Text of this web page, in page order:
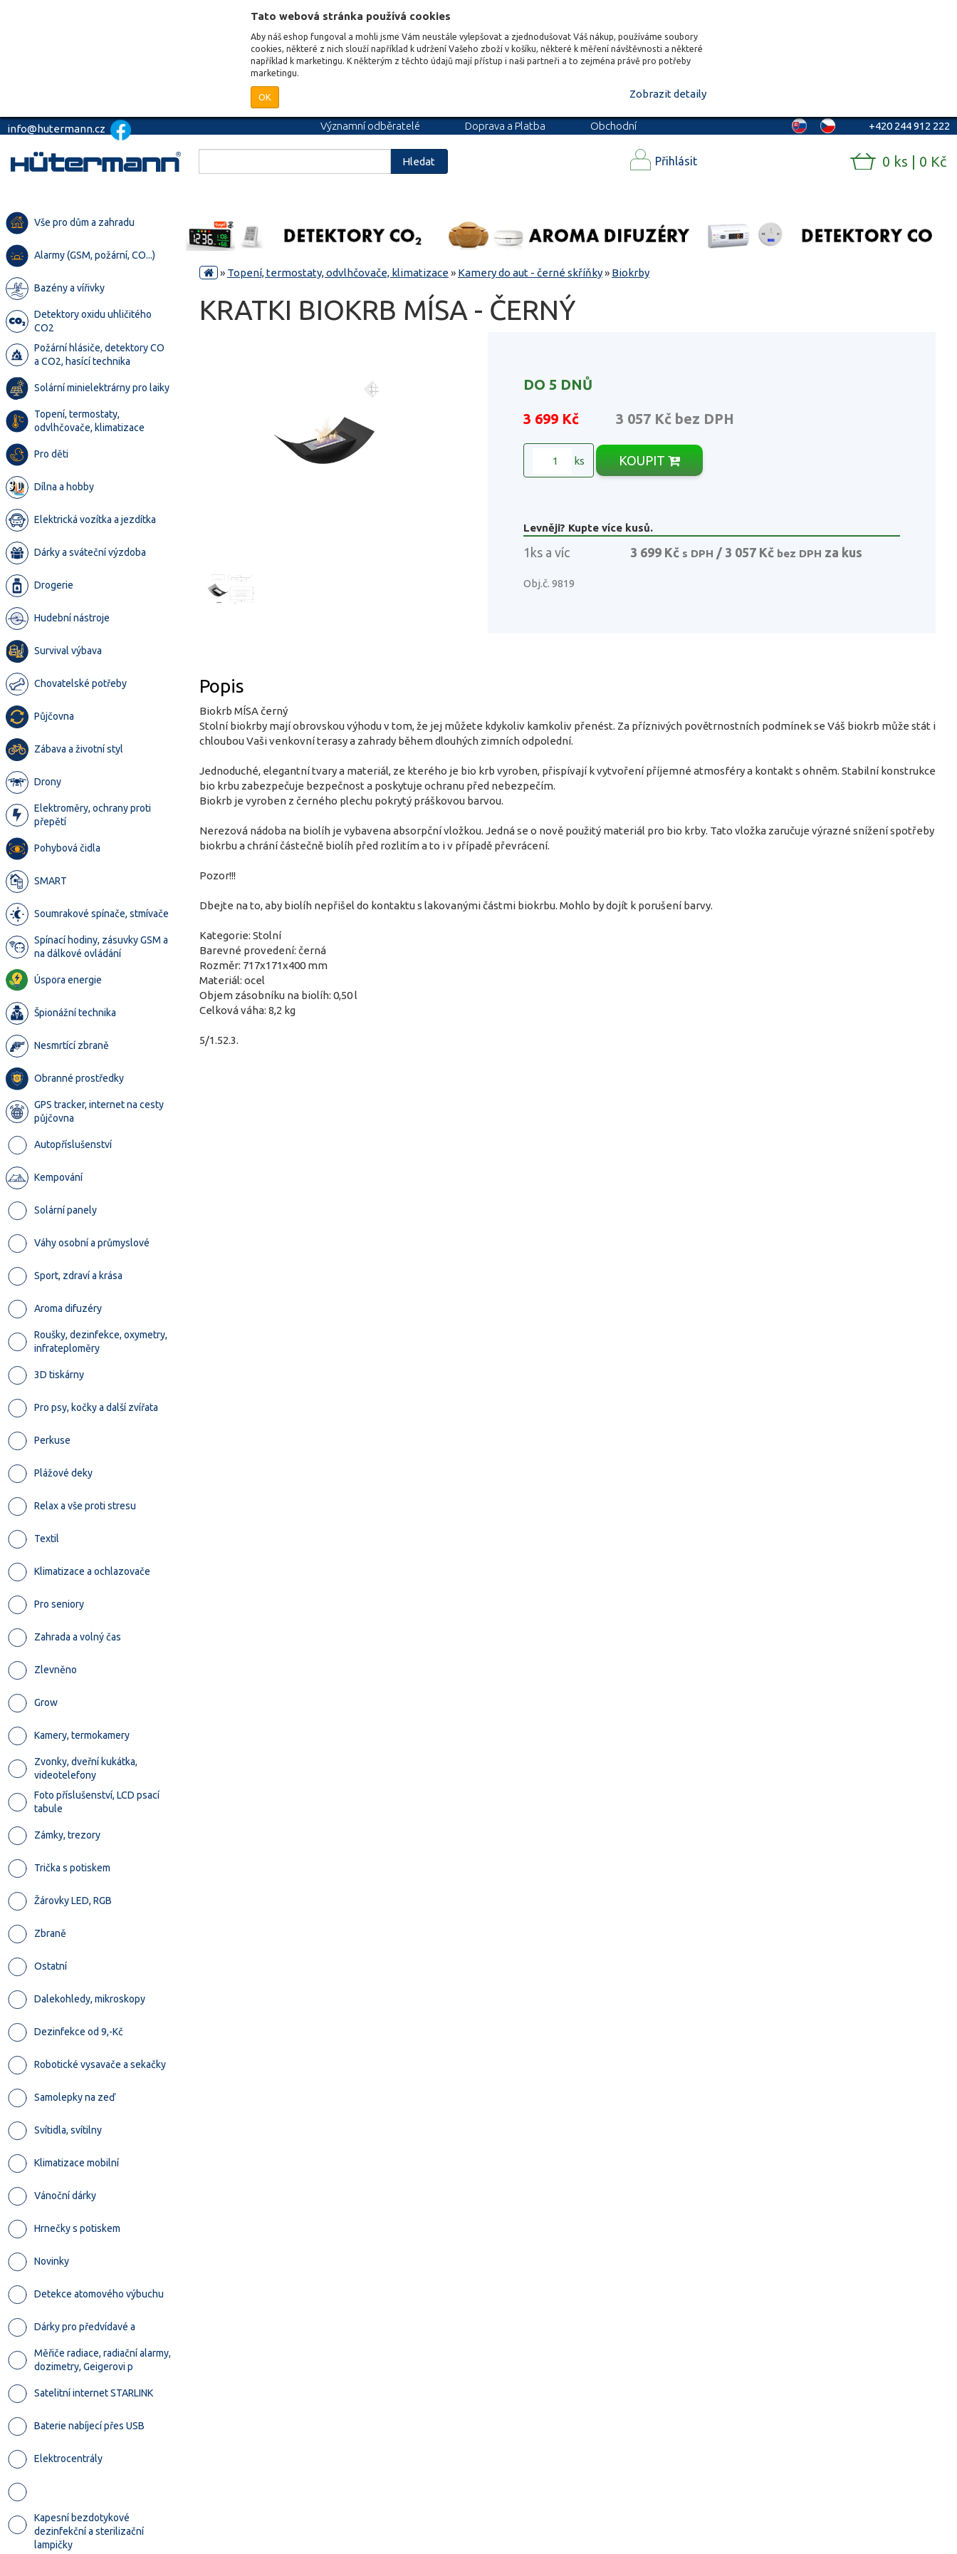
Tato webová stránka používá cookies
Aby náš eshop fungoval a mohli jsme Vám neustále vylepšovat a zjednodušovat Váš nákup, používáme soubory
cookies, některé z nich slouží například k udržení Vašeho zboží v košíku, některé k měření návštěvnosti a některé
například k marketingu. K některým z těchto údajů mají přístup i naši partneři a to zejména právě pro potřeby
marketingu.
OK Zobrazit detaily
info@hutermann.cz Významní odběratelé Doprava a Platba
Obchodní
+420 244 912 222
Hledat Přihlásit 0 ks | 0 Kč
Vše pro dům a zahradu
Alarmy (GSM, požární, CO...)
Bazény a vířivky
Detektory oxidu uhličitého
CO2
Požární hlásiče, detektory CO
a CO2, hasící technika
Solární minielektrárny pro laiky
Topení, termostaty,
odvlhčovače, klimatizace
Pro děti
Dílna a hobby
Elektrická vozítka a jezdítka
Dárky a sváteční výzdoba
Drogerie
Hudební nástroje
Survival výbava
Chovatelské potřeby
Půjčovna
Zábava a životní styl
Drony
Elektroměry, ochrany proti
přepětí
Pohybová čidla
SMART
Soumrakové spínače, stmívače
Spínací hodiny, zásuvky GSM a
na dálkové ovládání
Úspora energie
Špionážní technika
Nesmrtící zbraně
Obranné prostředky
GPS tracker, internet na cesty
půjčovna
Autopříslušenství
Kempování
Solární panely
Váhy osobní a průmyslové
Sport, zdraví a krása
Aroma difuzéry
Roušky, dezinfekce, oxymetry,
infrateploměry
3D tiskárny
Pro psy, kočky a další zvířata
Perkuse
Plážové deky
Relax a vše proti stresu
Textil
Klimatizace a ochlazovače
Pro seniory
Zahrada a volný čas
Zlevněno
Grow
Kamery, termokamery
Zvonky, dveřní kukátka,
videotelefony
Foto příslušenství, LCD psací
tabule
Zámky, trezory
Trička s potiskem
Žárovky LED, RGB
Zbraně
Ostatní
Dalekohledy, mikroskopy
Dezinfekce od 9,-Kč
Robotické vysavače a sekačky
Samolepky na zeď
Svítidla, svítilny
Klimatizace mobilní
Vánoční dárky
Hrnečky s potiskem
Novinky
Detekce atomového výbuchu
Dárky pro předvídavé a
Měřiče radiace, radiační alarmy,
dozimetry, Geigerovi p
Satelitní internet STARLINK
Baterie nabíjecí přes USB
Elektrocentrály
Kapesní bezdotykové
dezinfekční a sterilizační
lampičky
» Topení, termostaty, odvlhčovače, klimatizace» Kamery do aut - černé skříňky» Biokrby
KRATKI BIOKRB MÍSA - ČERNÝ
DO 5 DNŮ
3 699 Kč 3 057 Kč bez DPH
ks KOUPIT
Levněji? Kupte více kusů.
1ks a víc 3 699 Kčs DPH / 3 057 Kč bez DPH za kus
Obj.č. 9819
Popis
Biokrb MÍSA černý
Stolní biokrby mají obrovskou výhodu v tom, že jej můžete kdykoliv kamkoliv přenést. Za příznivých povětrnostních podmínek se Váš biokrb může stát i
chloubou Vaši venkovní terasy a zahrady během dlouhých zimních odpolední.
Jednoduché, elegantní tvary a materiál, ze kterého je bio krb vyroben, přispívají k vytvoření příjemné atmosféry a kontakt s ohněm. Stabilní konstrukce
bio krbu zabezpečuje bezpečnost a poskytuje ochranu před nebezpečím.
Biokrb je vyroben z černého plechu pokrytý práškovou barvou.
Nerezová nádoba na biolíh je vybavena absorpční vložkou. Jedná se o nově použitý materiál pro bio krby. Tato vložka zaručuje výrazné snížení spotřeby
biokrbu a chrání částečně biolíh před rozlitím a to i v případě převrácení.
Pozor!!!
Dbejte na to, aby biolíh nepřišel do kontaktu s lakovanými částmi biokrbu. Mohlo by dojít k porušení barvy.
Kategorie: Stolní
Barevné provedení: černá
Rozměr: 717x171x400 mm
Materiál: ocel
Objem zásobníku na biolíh: 0,50 l
Celková váha: 8,2 kg
5/1.52.3.